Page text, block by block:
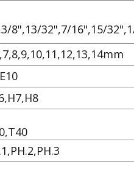
8",13/32",7/16",15/